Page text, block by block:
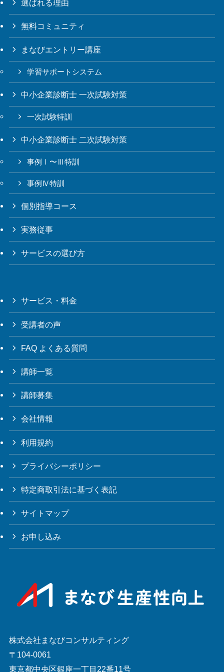
選ばれる理由
無料コミュニティ
まなびエントリー講座
学習サポートシステム
中小企業診断士 一次試験対策
一次試験特訓
中小企業診断士 二次試験対策
事例Ⅰ〜Ⅲ特訓
事例Ⅳ特訓
個別指導コース
実務従事
サービスの選び方
サービス・料金
受講者の声
FAQ よくある質問
講師一覧
講師募集
会社情報
利用規約
プライバシーポリシー
特定商取引法に基づく表記
サイトマップ
お申し込み
株式会社まなびコンサルティング
〒104-0061
東京都中央区銀座一丁目22番11号